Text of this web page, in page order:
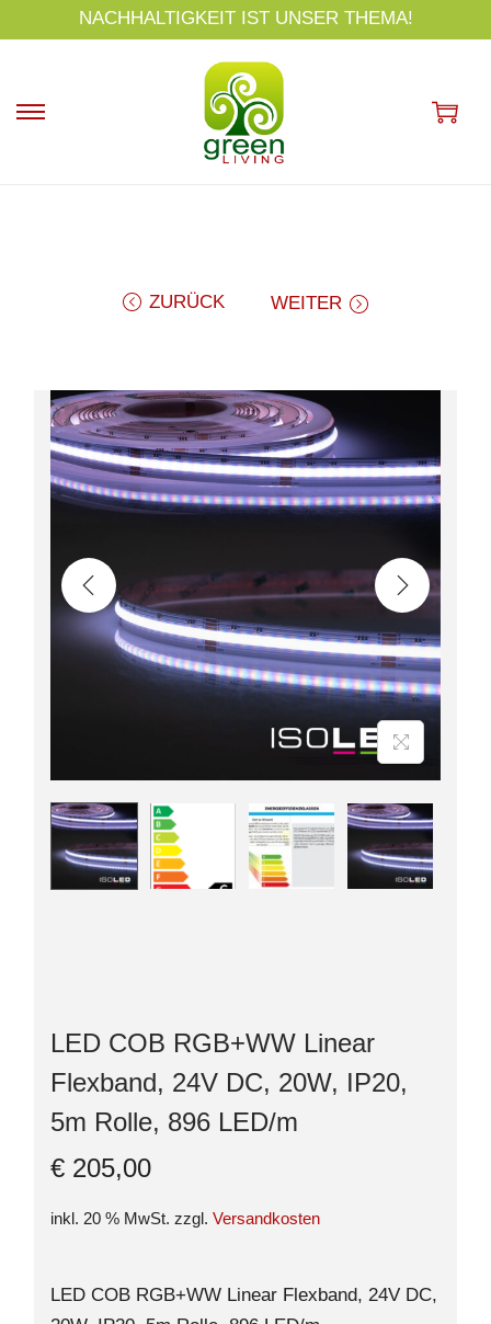
p
NACHHALTIGKEIT IST UNSER THEMA!
ZURÜCK WEITER
LED COB RGB+WW Linear
Flexband, 24V DC, 20W, IP20,
5m Rolle, 896 LED/m
€ 205,00
inkl. 20 % MwSt. zzgl. Versandkosten
LED COB RGB+WW Linear Flexband, 24V DC,